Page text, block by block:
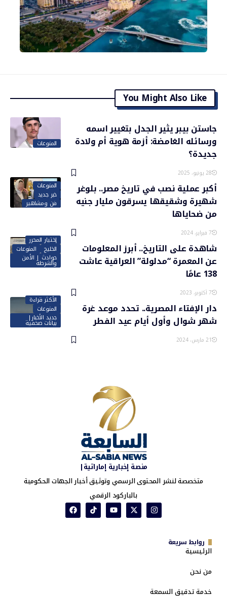
You Might Also Like
المنوعات
جاستن بيبر يثير الجدل بتغيير اسمه
ورسائله الغامضة: أزمة هوية أم ولادة
جديدة؟
28 يونيو، 2025
المنوعات
خبر جديد
فن ومشاهير
أكبر عملية نصب في تاريخ مصر.. بلوغر
شهيرة وشقيقها يسرقون مليار جنيه
من ضحاياها
7 فبراير، 2024
إختيار المحرر
الخليج
المنوعات
حوادث | الأمن
والشرطة
شاهدة على التاريخ.. أبرز المعلومات
عن المعمرة “مدلولة” العراقية عاشت
138 عامًا
7 أكتوبر، 2023
الأكثر قراءة
المنوعات
جديد الأخبار|
بيانات صحفية
دار الإفتاء المصرية.. تحدد موعد غرة
شهر شوال وأول أيام عيد الفطر
21 مارس، 2024
منصة إخبارية إماراتية|
متخصصة لنشر المحتوى الرسمي وتوثيق أخبار الجهات الحكومية
بالباركود الرقمي
روابط سريعة
الرئيسية
من نحن
خدمة تدقيق السمعة